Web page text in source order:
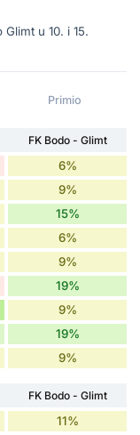
u 10. i 15.
Primio
FK Bodo - Glimt
6%
9%
15%
6%
9%
19%
9%
19%
9%
FK Bodo - Glimt
11%